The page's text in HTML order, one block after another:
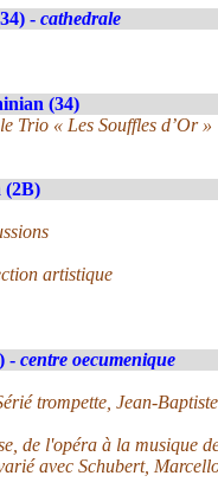
- cathedrale
(34)
Trio « Les Souffles d’Or »
(2B)
artistique
- centre oecumenique
trompette, Jean-
de l'opéra à la musique
avec Schubert,